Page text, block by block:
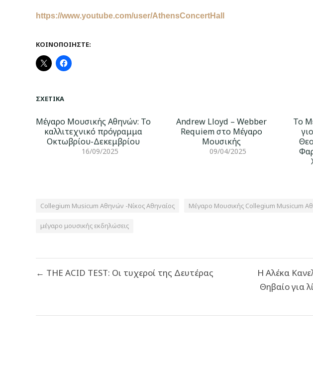
https://www.youtube.com/user/AthensConcertHall
ΚΟΙΝΟΠΟΙΉΣΤΕ:
ΣΧΕΤΙΚΆ
Μέγαρο Μουσικής Αθηνών: Το
καλλιτεχνικό πρόγραμμα
Οκτωβρίου-Δεκεμβρίου
16/09/2025
Andrew Lloyd – Webber
Requiem στο Μέγαρο
Μουσικής
09/04/2025
Το
Collegium Musicum Αθηνών -Νίκος Αθηναίος Μέγαρο Μουσικής Collegium Musicum
μέγαρο μουσικής εκδηλώσεις
άρθρων
← THE ACID TEST: Οι τυχεροί της Δευτέρας
H Αλέκα
Θηβαίο για